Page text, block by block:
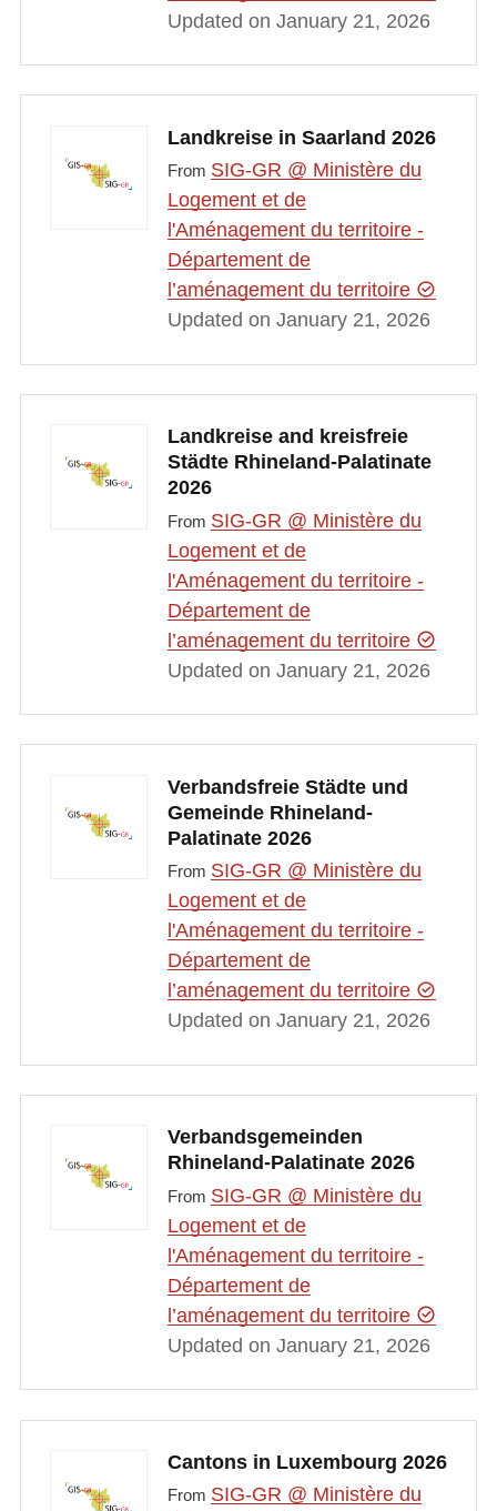
Updated on January 21, 2026
Landkreise in Saarland 2026
From SIG-GR @ Ministère du
Logement et de
l'Aménagement du territoire -
Département de
l’aménagement du territoire
Updated on January 21, 2026
Landkreise and kreisfreie
Städte Rhineland-Palatinate
2026
From SIG-GR @ Ministère du
Logement et de
l'Aménagement du territoire -
Département de
l’aménagement du territoire
Updated on January 21, 2026
Verbandsfreie Städte und
Gemeinde Rhineland-
Palatinate 2026
From SIG-GR @ Ministère du
Logement et de
l'Aménagement du territoire -
Département de
l’aménagement du territoire
Updated on January 21, 2026
Verbandsgemeinden
Rhineland-Palatinate 2026
From SIG-GR @ Ministère du
Logement et de
l'Aménagement du territoire -
Département de
l’aménagement du territoire
Updated on January 21, 2026
Cantons in Luxembourg 2026
From SIG-GR @ Ministère du